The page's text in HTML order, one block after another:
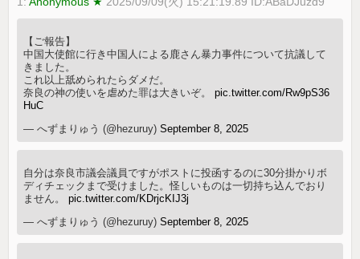
【ご報告】
中国大使館に行き中国人による鹿さん暴力事件について抗議して
きました。
これ以上舐められたらダメだ。
奈良の神の使いを虐めた罪は大きいぞ。pic.twitter.com/Rw9pS36
HuC
— へずまりゅう (@hezuruy)September 8, 2025
自分は奈良市議会議員ですがポストに投函するのに30分掛かりボ
ディチェックまで受けました。怪しいものは一切持ち込んでおり
ません。pic.twitter.com/KDrjcKIJ3j
— へずまりゅう (@hezuruy)September 8, 2025